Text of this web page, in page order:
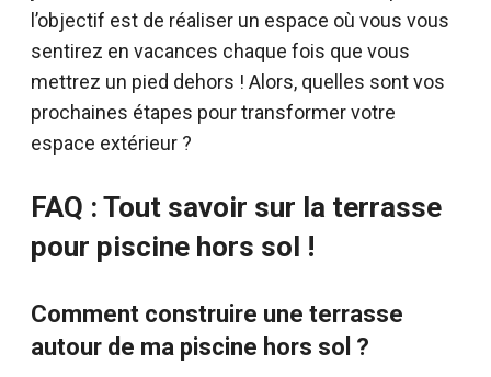
l’objectif est de réaliser un espace où vous vous
sentirez en vacances chaque fois que vous
mettrez un pied dehors ! Alors, quelles sont vos
prochaines étapes pour transformer votre
espace extérieur ?
FAQ : Tout savoir sur la terrasse
pour piscine hors sol !
Comment construire une terrasse
autour de ma piscine hors sol ?